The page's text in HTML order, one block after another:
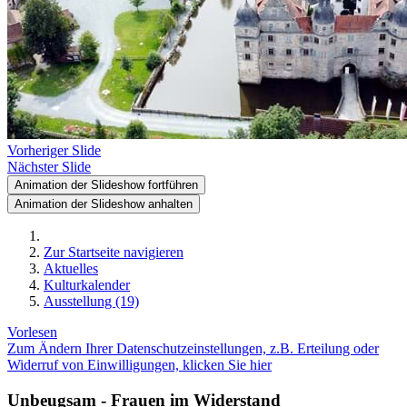
Vorheriger Slide
Nächster Slide
Animation der Slideshow fortführen
Animation der Slideshow anhalten
Zur Startseite navigieren
Aktuelles
Kulturkalender
Ausstellung (19)
Vorlesen
Zum Ändern Ihrer Datenschutzeinstellungen, z.B. Erteilung oder
Widerruf von Einwilligungen, klicken Sie hier
Unbeugsam - Frauen im Widerstand